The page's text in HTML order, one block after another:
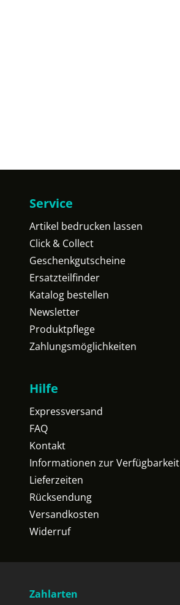
Service
Artikel bedrucken lassen
Click & Collect
Geschenkgutscheine
Ersatzteilfinder
Katalog bestellen
Newsletter
Produktpflege
Zahlungsmöglichkeiten
Hilfe
Expressversand
FAQ
Kontakt
Informationen zur Verfügbarkeit
Lieferzeiten
Rücksendung
Versandkosten
Widerruf
Zahlarten